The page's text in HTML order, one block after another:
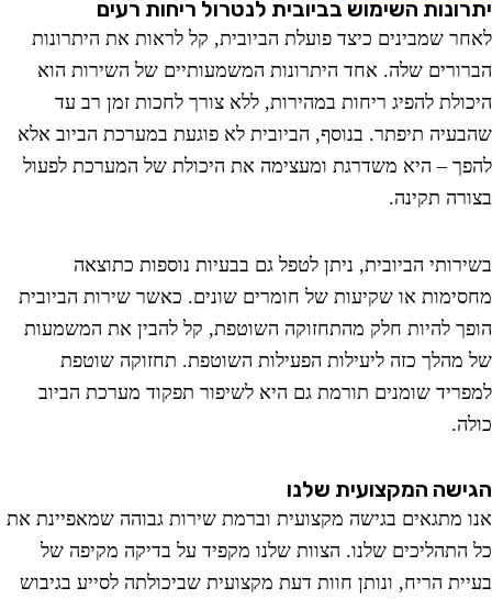
השימוש בביובית לנטרול ריחות רעים
שמבינים כיצד פועלת הביובית, קל לראות את היתרונות
שלה. אחד היתרונות המשמעותיים של השירות הוא
להפיג ריחות במהירות, ללא צורך לחכות זמן רב עד
תיפתר. בנוסף, הביובית לא פוגעת במערכת הביוב אלא
– היא משדרגת ומעצימה את היכולת של המערכת לפעול
תקינה.
הביובית, ניתן לטפל גם בבעיות נוספות כתוצאה
או שקיעות של חומרים שונים. כאשר שירות הביובית
להיות חלק מהתחזוקה השוטפת, קל להבין את המשמעות
כזה ליעילות הפעילות השוטפת. תחזוקה שוטפת
שומנים תורמת גם היא לשיפור תפקוד מערכת הביוב
המקצועית שלנו
מתגאים בגישה מקצועית וברמת שירות גבוהה שמאפיינת את
שלנו. הצוות שלנו מקפיד על בדיקה מקיפה של
הריח, ונותן חוות דעת מקצועית שביכולתה לסייע בגיבוש